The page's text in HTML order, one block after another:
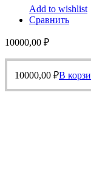
Add to wishlist
Сравнить
10000,00 ₽
10000,00 ₽В